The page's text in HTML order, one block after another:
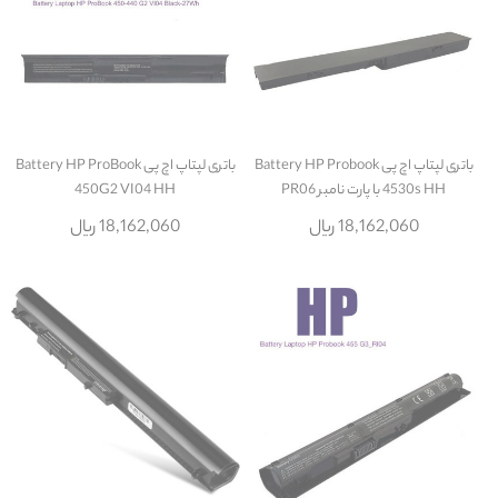
باتری لپتاپ اچ پی Battery HP Probook
4530s HH با پارت نامبر PR06
18,162,060 ریال
باتری لپتاپ اچ پی Battery HP ProBook
450G2 VI04 HH
18,162,060 ریال